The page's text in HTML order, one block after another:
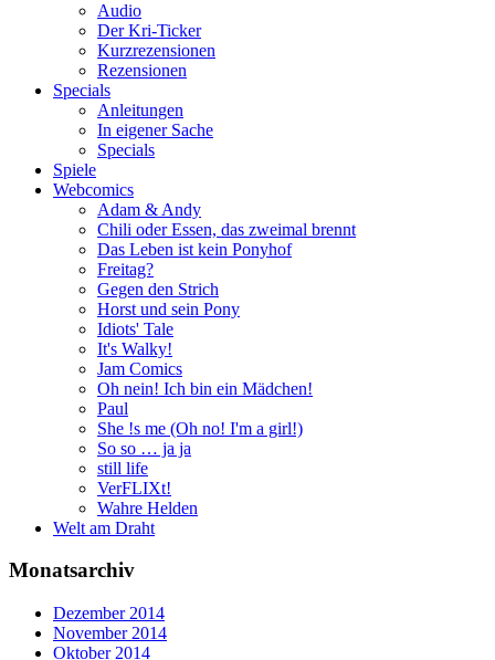
Audio
Der Kri-Ticker
Kurzrezensionen
Rezensionen
Specials
Anleitungen
In eigener Sache
Specials
Spiele
Webcomics
Adam & Andy
Chili oder Essen, das zweimal brennt
Das Leben ist kein Ponyhof
Freitag?
Gegen den Strich
Horst und sein Pony
Idiots' Tale
It's Walky!
Jam Comics
Oh nein! Ich bin ein Mädchen!
Paul
She !s me (Oh no! I'm a girl!)
So so … ja ja
still life
VerFLIXt!
Wahre Helden
Welt am Draht
Monatsarchiv
Dezember 2014
November 2014
Oktober 2014